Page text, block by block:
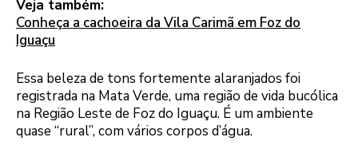
Veja também:
Conheça a cachoeira da Vila Carimã em Foz do
Iguaçu
Essa beleza de tons fortemente alaranjados foi
registrada na Mata Verde, uma região de vida bucólica
na Região Leste de Foz do Iguaçu. É um ambiente
quase “rural”, com vários corpos d’água.